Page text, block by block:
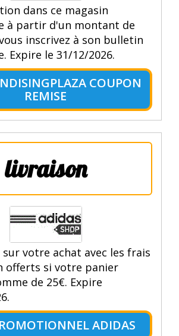
dans ce magasin
à partir d'un montant de
inscrivez à son bulletin
Expire le 31/12/2026.
COUPON
REMISE
livraison
sur votre achat avec les frais
offerts si votre panier
de 25€. Expire
ADIDAS